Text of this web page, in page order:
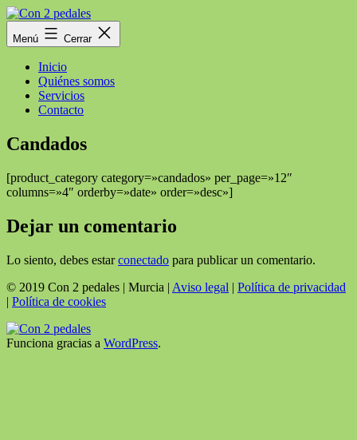
Saltar
al
contenido
Con
Menú Cerrar
Inicio
Quiénes somos
Servicios
Contacto
Candados
[product_category category=»candados» per_page=»12″
columns=»4″ orderby=»date» order=»desc»]
Dejar un comentario
Lo siento, debes estarconectado para publicar un comentario.
© 2019 Con 2 pedales | Murcia | Aviso legal | Política de privacidad
| Política de cookies
Funciona gracias a WordPress.